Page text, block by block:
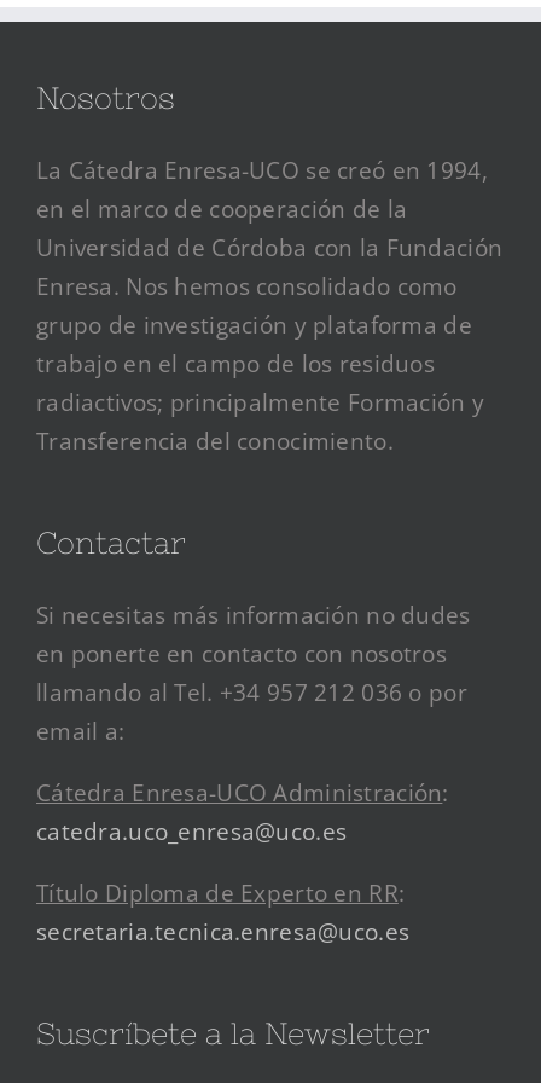
Nosotros
La Cátedra Enresa-UCO se creó en 1994,
en el marco de cooperación de la
Universidad de Córdoba con la Fundación
Enresa. Nos hemos consolidado como
grupo de investigación y plataforma de
trabajo en el campo de los residuos
radiactivos; principalmente Formación y
Transferencia del conocimiento.
Contactar
Si necesitas más información no dudes
en ponerte en contacto con nosotros
llamando al Tel. +34 957 212 036 o por
email a:
Cátedra Enresa-UCO Administración:
catedra.uco_enresa@uco.es
Título Diploma de Experto en RR:
secretaria.tecnica.enresa@uco.es
Suscríbete a la Newsletter